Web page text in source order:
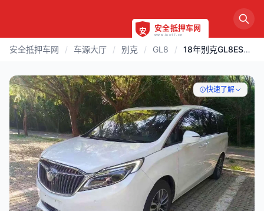
安全抵押车网 / 车源大厅 / 别克 / GL8 / 18年别克GL8ES高配
快速了解